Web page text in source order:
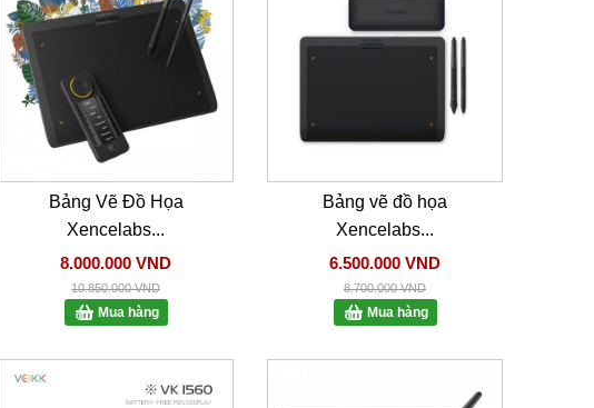
Bảng Vẽ Đồ Họa
Xencelabs...
8.000.000 VND
10.850.000 VND
Mua hàng
Bảng vẽ đồ họa
Xencelabs...
6.500.000 VND
8.700.000 VND
Mua hàng